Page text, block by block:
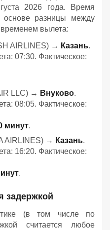
2026 года. Время
основе разницы между
вылета:
AIRLINES) → Казань.
07:30. Фактическое:
LLC) → Внуково.
08:05. Фактическое:
минут.
AIRLINES) → Казань.
16:20. Фактическое:
.
задержкой
(в том числе по
считается любое